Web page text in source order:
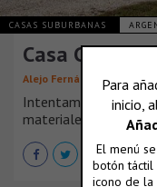
CASAS SUBURBANAS
Casa Chloe
Alejo Fernández
Intentamos ser
materiales, como